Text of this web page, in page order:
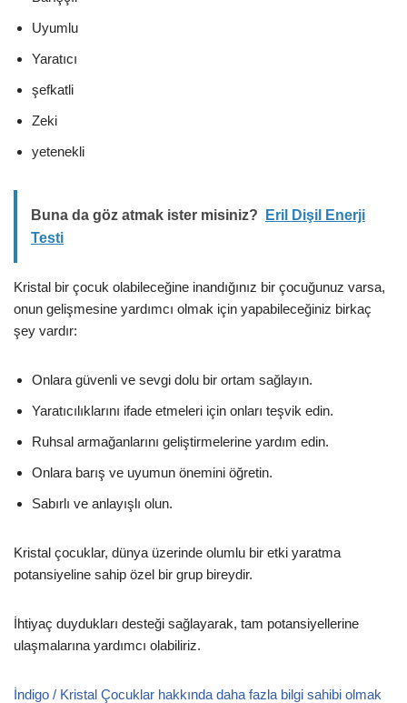
Uyumlu
Yaratıcı
şefkatli
Zeki
yetenekli
Buna da göz atmak ister misiniz?
Eril Dişil Enerji
Testi
Kristal bir çocuk olabileceğine inandığınız bir çocuğunuz varsa,
onun gelişmesine yardımcı olmak için yapabileceğiniz birkaç
şey vardır:
Onlara güvenli ve sevgi dolu bir ortam sağlayın.
Yaratıcılıklarını ifade etmeleri için onları teşvik edin.
Ruhsal armağanlarını geliştirmelerine yardım edin.
Onlara barış ve uyumun önemini öğretin.
Sabırlı ve anlayışlı olun.
Kristal çocuklar, dünya üzerinde olumlu bir etki yaratma
potansiyeline sahip özel bir grup bireydir.
İhtiyaç duydukları desteği sağlayarak, tam potansiyellerine
ulaşmalarına yardımcı olabiliriz.
İndigo / Kristal Çocuklar hakkında daha fazla bilgi sahibi olmak